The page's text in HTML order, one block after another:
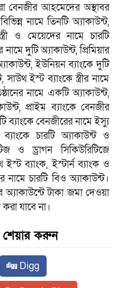
বেনজীর আহমেদের অস্থাবর
নামে তিনটি অ্যাকাউন্ট,
ও মেয়েদের নামে চারটি
দুটি অ্যাকাউন্ট, প্রিমিয়ার
ইউনিয়ন ব্যাংকে দুটি
সাউথ ইস্ট ব্যাংকে স্ত্রীর নামে
নামে একটি অ্যাকাউন্ট,
প্রাইম ব্যাংকে বেনজীর
ব্যাংকে বেনজীরের নামে ইস্যু
চারটি অ্যাকাউন্ট ও
ও ড্রাগন সিকিউরিটিজে
ব্যাংক, ইস্টার্ন ব্যাংক ও
নামে চারটি বিও অ্যাকাউন্ট।
টাকা জমা দেওয়া
যাবে না।
শেয়ার করুন
Digg